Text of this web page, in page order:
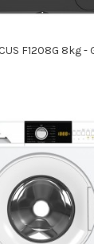
F1208G 8kg -